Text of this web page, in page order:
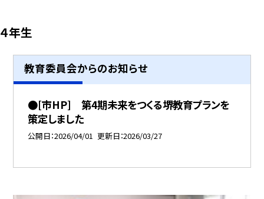
４年生
教育委員会からのお知らせ
●[市HP] 第4期未来をつくる堺教育プランを
策定しました
公開日 2026/04/01 更新日 2026/03/27